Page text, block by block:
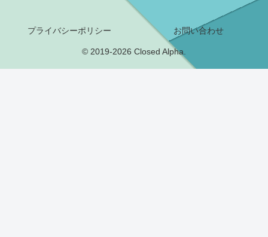
プライバシーポリシー お問い合わせ
© 2019-2026 Closed Alpha.